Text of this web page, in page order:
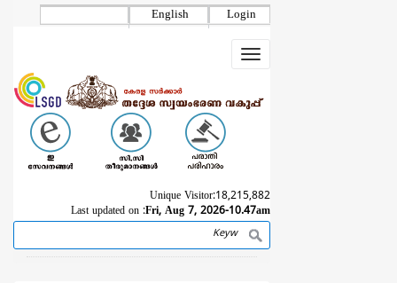
Login
English
Toggle
navigation
Unique Visitor:18,215,882
Last updated on :Fri, Aug 7, 2026-10.47am
Search